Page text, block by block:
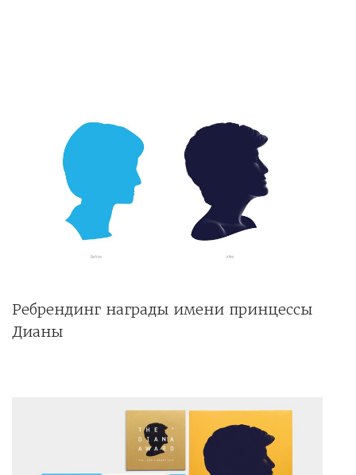
Ребрендинг награды имени принцессы
Дианы